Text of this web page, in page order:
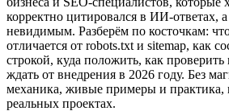
корректно цитировался в ИИ-ответах, а
невидимым. Разберём по косточкам:
отличается от robots.txt и sitemap, как
строкой, куда положить, как проверить
ждать от внедрения в 2026 году. Без
механика, живые примеры и практика,
реальных проектах.